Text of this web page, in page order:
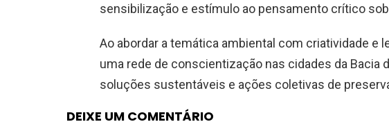
sensibilização e estímulo ao pensamento crítico
Ao abordar a temática ambiental com criatividade e
uma rede de conscientização nas cidades da Bacia
soluções sustentáveis e ações coletivas de
DEIXE UM COMENTÁRIO